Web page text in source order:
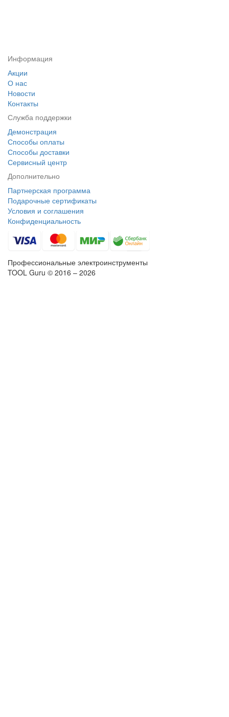
Информация
Акции
О нас
Новости
Контакты
Служба поддержки
Демонстрация
Способы оплаты
Способы доставки
Сервисный центр
Дополнительно
Партнерская программа
Подарочные сертификаты
Условия и соглашения
Конфиденциальность
Профессиональные электроинструменты
TOOL Guru © 2016 – 2026